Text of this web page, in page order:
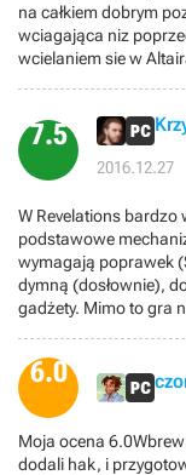
na całkiem dobrym
wciagająca niz
wcielaniem sie w
mi przypadło i praktycznie z nich nie korzystałem.
prezentuje sie całkiem dobrze ,jednak
troche
7.5
2016.12.27
W Revelations bardzo
podstawowe
wymagają poprawek
dymną (dosłownie),
gadżety. Mimo to gra
mając przed oczami
Konstantynopol. No i
sztampowa – trzyma
losów dwóch
6.0
Moja ocena
dodali hak, i przygotowali miasto do efektywnego poruszania się po